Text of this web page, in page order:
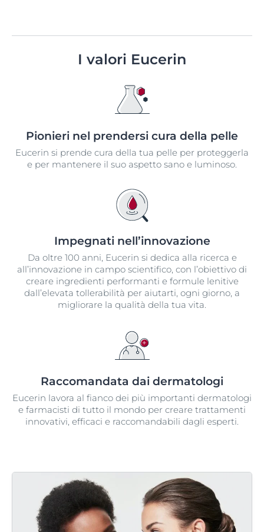
I valori Eucerin
Pionieri nel prendersi cura della pelle
Eucerin si prende cura della tua pelle per proteggerla
e per mantenere il suo aspetto sano e luminoso.
Impegnati nell’innovazione​
Da oltre 100 anni, Eucerin si dedica alla ricerca e
all’innovazione in campo scientifico, con l’obiettivo di
creare ingredienti performanti e formule lenitive
dall’elevata tollerabilità per aiutarti, ogni giorno, a
migliorare la qualità della tua vita.
Raccomandata dai dermatologi​
Eucerin lavora al fianco dei più importanti dermatologi
e farmacisti di tutto il mondo per creare trattamenti
innovativi, efficaci e raccomandabili dagli esperti.